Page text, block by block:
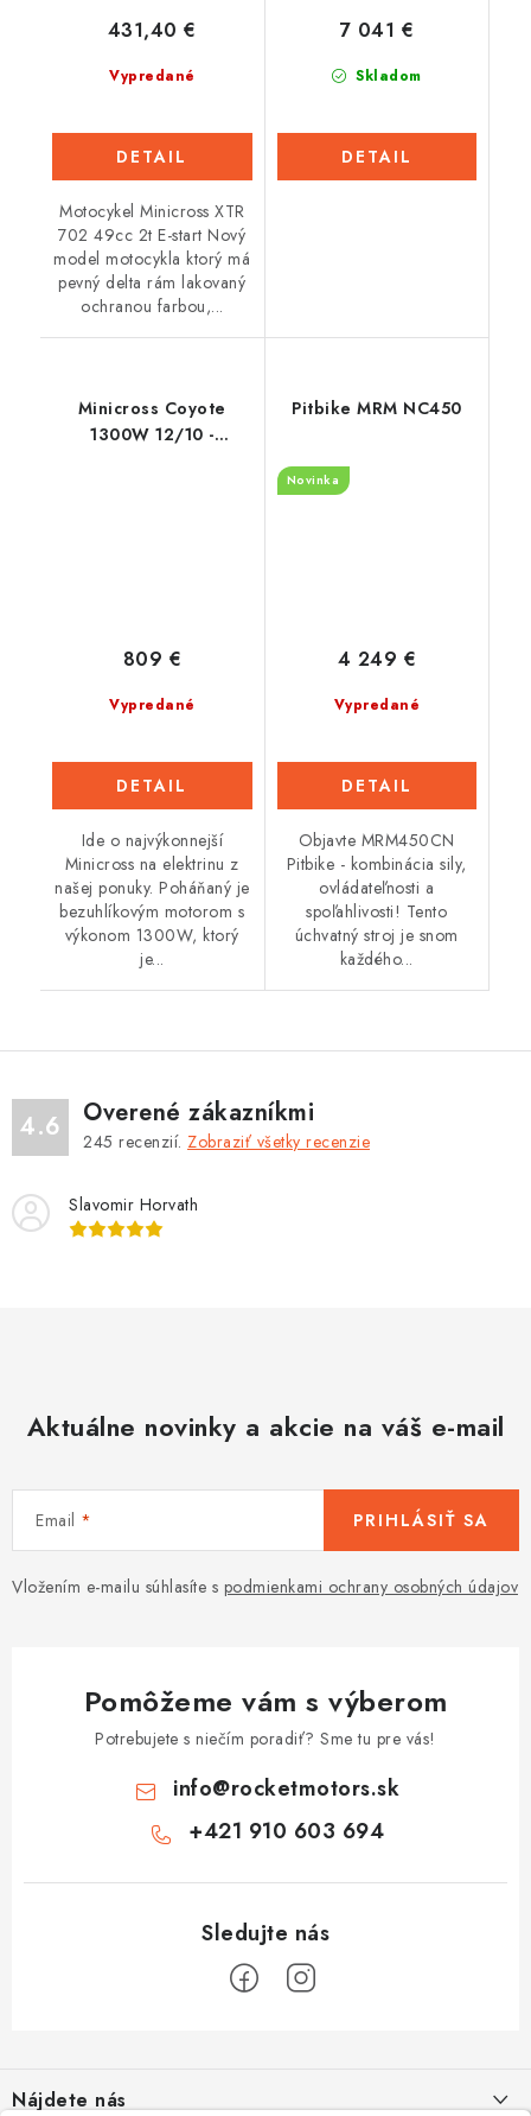
Vypredané
431,40 €
DETAIL
Motocykel Minicross XTR
702 49cc 2t E-start Nový
model motocykla ktorý má
pevný delta rám lakovaný
ochranou farbou,...
Skladom
7 041 €
DETAIL
Minicross Coyote
1300W 12/10 -
Vypredané
809 €
DETAIL
Ide o najvýkonnejší
Minicross na elektrinu z
našej ponuky. Poháňaný je
bezuhlíkovým motorom s
výkonom 1300W, ktorý
je...
Pitbike MRM NC450
Novinka
Vypredané
4 249 €
DETAIL
Objavte MRM450CN
Pitbike - kombinácia sily,
ovládateľnosti a
spoľahlivosti! Tento
úchvatný stroj je snom
každého...
4.6 Overené zákazníkmi
245 recenzií. Zobraziť všetky recenzie
Slavomir Horvath
Aktuálne novinky a akcie na váš e-mail
Email
Vložením e-mailu súhlasíte s podmienkami ochrany osobných údajov
PRIHLÁSIŤ SA
Pomôžeme vám s výberom
Potrebujete s niečím poradiť? Sme tu pre vás!
info@rocketmotors.sk
+421 910 603 694
Nájdete nás